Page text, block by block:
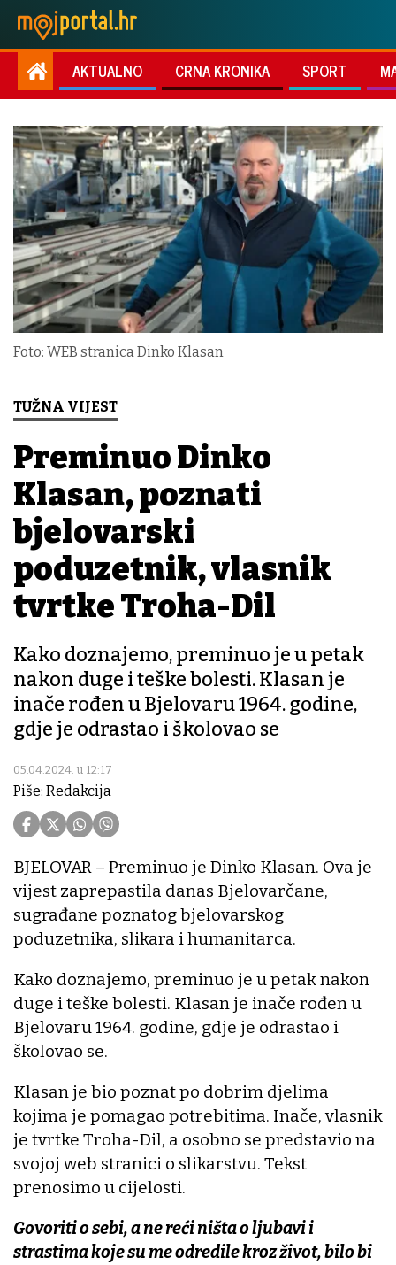
AKTUALNO CRNA KRONIKA SPORT
Foto: WEB stranica Dinko Klasan
TUŽNA VIJEST
Preminuo Dinko
Klasan, poznati
bjelovarski
poduzetnik, vlasnik
tvrtke Troha-Dil
Kako doznajemo, preminuo je u petak
nakon duge i teške bolesti. Klasan je
inače rođen u Bjelovaru 1964. godine,
gdje je odrastao i školovao se
05.04.2024. u 12:17
Piše: Redakcija
BJELOVAR – Preminuo je Dinko Klasan. Ova je
vijest zaprepastila danas Bjelovarčane,
sugrađane poznatog bjelovarskog
poduzetnika, slikara i humanitarca.
Kako doznajemo, preminuo je u petak nakon
duge i teške bolesti. Klasan je inače rođen u
Bjelovaru 1964. godine, gdje je odrastao i
školovao se.
Klasan je bio poznat po dobrim djelima
kojima je pomagao potrebitima. Inače, vlasnik
je tvrtke Troha-Dil, a osobno se predstavio na
svojoj web stranici o slikarstvu. Tekst
prenosimo u cijelosti.
Govoriti o sebi, a ne reći ništa o ljubavi i
strastima koje su me odredile kroz život, bilo bi